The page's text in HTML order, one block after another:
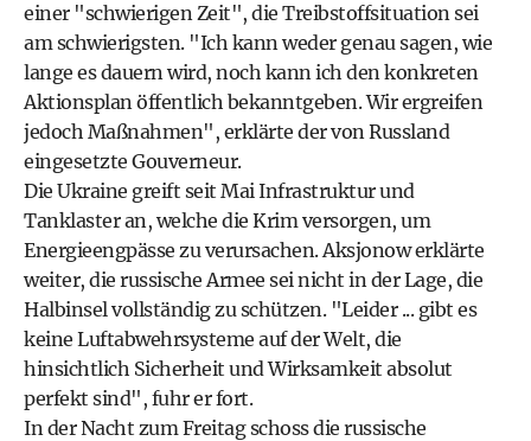
einer "schwierigen Zeit", die Treibstoffsituation sei
am schwierigsten. "Ich kann weder genau sagen, wie
lange es dauern wird, noch kann ich den konkreten
Aktionsplan öffentlich bekanntgeben. Wir ergreifen
jedoch Maßnahmen", erklärte der von Russland
eingesetzte Gouverneur.
Die Ukraine greift seit Mai Infrastruktur und
Tanklaster an, welche die Krim versorgen, um
Energieengpässe zu verursachen. Aksjonow erklärte
weiter, die russische Armee sei nicht in der Lage, die
Halbinsel vollständig zu schützen. "Leider ... gibt es
keine Luftabwehrsysteme auf der Welt, die
hinsichtlich Sicherheit und Wirksamkeit absolut
perfekt sind", fuhr er fort.
In der Nacht zum Freitag schoss die russische